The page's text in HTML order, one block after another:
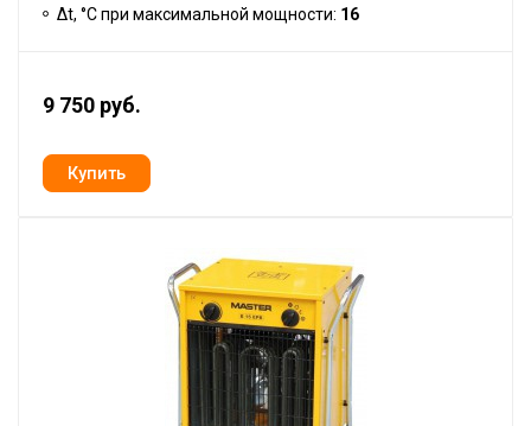
Δt, °C при максимальной мощности: 16
9 750 руб.